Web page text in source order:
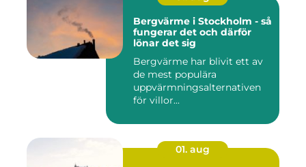
Bergvärme i Stockholm - så
fungerar det och därför
lönar det sig
Bergvärme har blivit ett av
de mest populära
uppvärmningsalternativen
för villor...
01. aug